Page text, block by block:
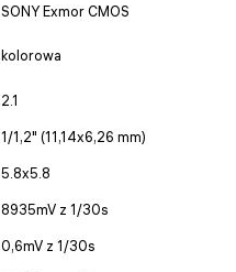
SONY Exmor CMOS
kolorowa
2.1
1/1,2" (11,14x6,26 mm)
5.8x5.8
8935mV z 1/30s
0,6mV z 1/30s